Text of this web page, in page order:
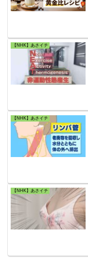
【NHK】あさイチ
【NHK】あさイチ
【NHK】あさイチ